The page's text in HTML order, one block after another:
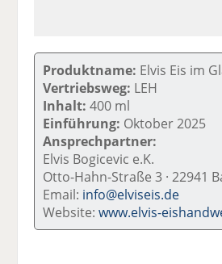
Produktname: Elvis Eis im
Vertriebsweg: LEH
Inhalt: 400 ml
Einführung: Oktober 2025
Ansprechpartner:
Elvis Bogicevic e.K.
Otto-Hahn-Straße 3 · 22941
Email: info@elviseis.de
Website:www.elvis-